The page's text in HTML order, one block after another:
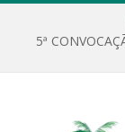
5ª